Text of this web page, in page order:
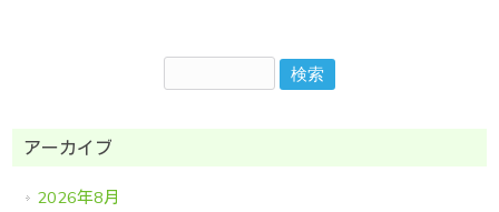
アーカイブ
2026年8月